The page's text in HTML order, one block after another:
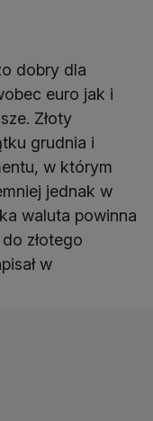
dobry dla
euro jak i
Złoty
grudnia i
w którym
jednak w
waluta powinna
złotego
w